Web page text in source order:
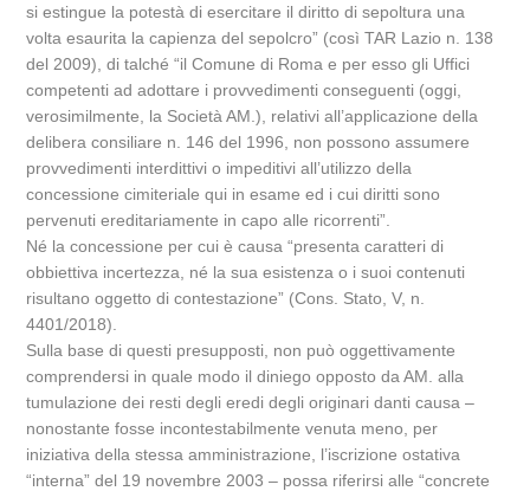
si estingue la potestà di esercitare il diritto di sepoltura una
volta esaurita la capienza del sepolcro” (così TAR Lazio n. 138
del 2009), di talché “il Comune di Roma e per esso gli Uffici
competenti ad adottare i provvedimenti conseguenti (oggi,
verosimilmente, la Società AM.), relativi all’applicazione della
delibera consiliare n. 146 del 1996, non possono assumere
provvedimenti interdittivi o impeditivi all’utilizzo della
concessione cimiteriale qui in esame ed i cui diritti sono
pervenuti ereditariamente in capo alle ricorrenti”.
Né la concessione per cui è causa “presenta caratteri di
obbiettiva incertezza, né la sua esistenza o i suoi contenuti
risultano oggetto di contestazione” (Cons. Stato, V, n.
4401/2018).
Sulla base di questi presupposti, non può oggettivamente
comprendersi in quale modo il diniego opposto da AM. alla
tumulazione dei resti degli eredi degli originari danti causa –
nonostante fosse incontestabilmente venuta meno, per
iniziativa della stessa amministrazione, l’iscrizione ostativa
“interna” del 19 novembre 2003 – possa riferirsi alle “concrete